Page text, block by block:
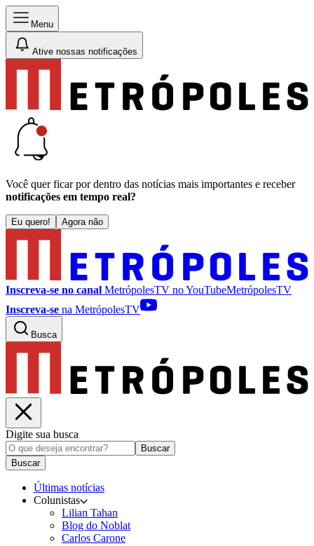
Menu
Ative nossas notificações
Você quer ficar por dentro das notícias mais importantes e receber
notificações em tempo real?
Eu quero! Agora não
Inscreva-se no canal MetrópolesTV noYouTubeMetrópolesTV
Inscreva-se na MetrópolesTV
Busca
Digite sua busca
Buscar
Buscar
Últimas notícias
Colunistas
Lilian Tahan
Blog do Noblat
Carlos Carone